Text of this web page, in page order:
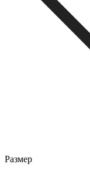
Размер